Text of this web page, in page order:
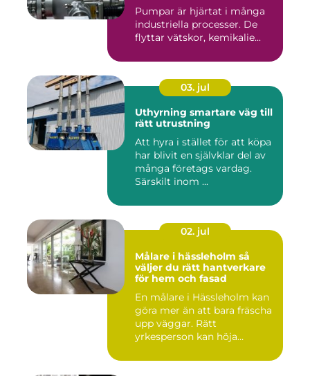
Pumpar är hjärtat i många
industriella processer. De
flyttar vätskor, kemikalie...
03. jul
Uthyrning smartare väg till
rätt utrustning
Att hyra i stället för att köpa
har blivit en självklar del av
många företags vardag.
Särskilt inom ...
02. jul
Målare i hässleholm så
väljer du rätt hantverkare
för hem och fasad
En målare i Hässleholm kan
göra mer än att bara fräscha
upp väggar. Rätt
yrkesperson kan höja